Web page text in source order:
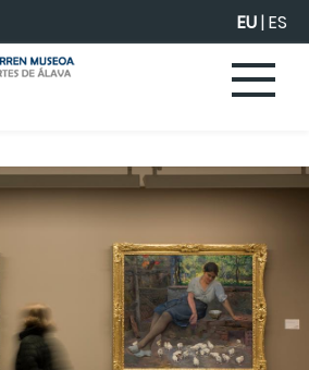
EU|ES